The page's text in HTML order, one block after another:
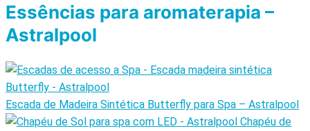
Essências para aromaterapia –
Astralpool
Escada de Madeira Sintética Butterfly para Spa – Astralpool
Chapéu de